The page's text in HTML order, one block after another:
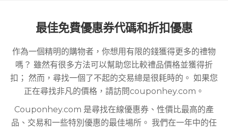
最佳免費優惠券代碼和折扣優惠
作為一個精明的購物者，你想用有限的錢獲得更多的禮物
嗎？ 雖然有很多方法可以幫助您比較禮品價格並獲得折
扣； 然而，尋找一個了不起的交易總是很耗時的。 如果您
正在尋找非凡的價格，請訪問couponhey.com。
Couponhey.com 是尋找在線優惠券、性價比最高的產
品、交易和一些特別優惠的最佳場所。 我們在一年中的任